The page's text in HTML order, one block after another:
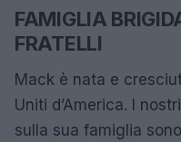
FAMIGLIA
FRATELLI
Mack è nata e
Uniti d’America. I
sulla sua famiglia